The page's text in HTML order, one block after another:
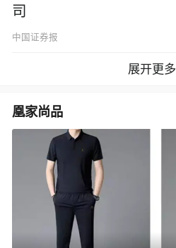
司
中国证券报
展开更多
凰家尚品